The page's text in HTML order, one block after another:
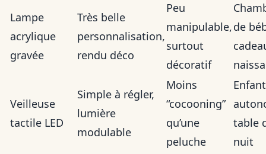
Lampe
acrylique
gravée
Très belle
personnalisation,
rendu déco
Peu
manipulable,
surtout
décoratif
de
Veilleuse
tactile LED
Simple à régler,
lumière
modulable
Moins
“cocooning”
qu’une
peluche
Enfant
table
nuit